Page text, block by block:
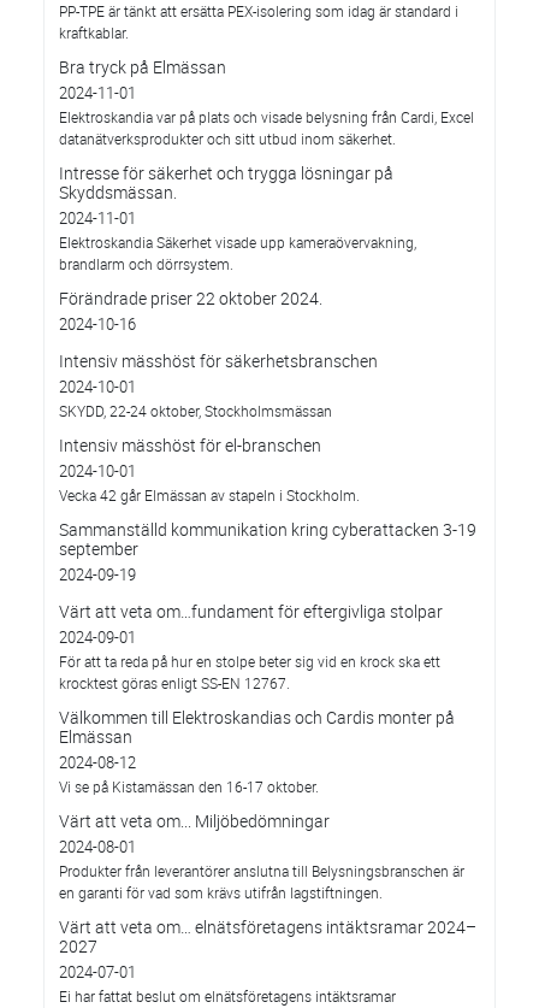
PP-TPE är tänkt att ersätta PEX-isolering som idag är standard i
kraftkablar.
Bra tryck på Elmässan
2024-11-01
Elektroskandia var på plats och visade belysning från Cardi, Excel
datanätverksprodukter och sitt utbud inom säkerhet.
Intresse för säkerhet och trygga lösningar på
Skyddsmässan.
2024-11-01
Elektroskandia Säkerhet visade upp kameraövervakning,
brandlarm och dörrsystem.
Förändrade priser 22 oktober 2024.
2024-10-16
Intensiv mässhöst för säkerhetsbranschen
2024-10-01
SKYDD, 22-24 oktober, Stockholmsmässan
Intensiv mässhöst för el-branschen
2024-10-01
Vecka 42 går Elmässan av stapeln i Stockholm.
Sammanställd kommunikation kring cyberattacken 3-19
september
2024-09-19
Värt att veta om…fundament för eftergivliga stolpar
2024-09-01
För att ta reda på hur en stolpe beter sig vid en krock ska ett
krocktest göras enligt SS-EN 12767.
Välkommen till Elektroskandias och Cardis monter på
Elmässan
2024-08-12
Vi se på Kistamässan den 16-17 oktober.
Värt att veta om... Miljöbedömningar
2024-08-01
Produkter från leverantörer anslutna till Belysningsbranschen är
en garanti för vad som krävs utifrån lagstiftningen.
Värt att veta om… elnätsföretagens intäktsramar 2024–
2027
2024-07-01
Ei har fattat beslut om elnätsföretagens intäktsramar